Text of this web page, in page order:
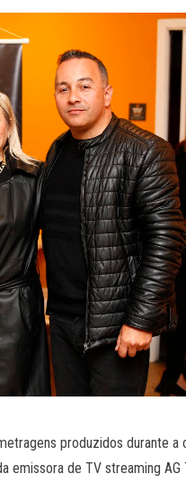
produzidos durante a
de TV streaming AG